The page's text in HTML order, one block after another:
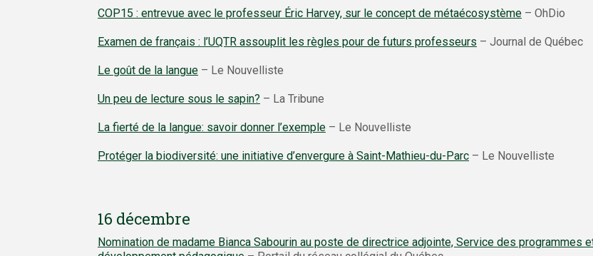
COP15 : entrevue avec le professeur Éric Harvey, sur le concept de métaécosystème – OhDio
Examen de français : l’UQTR assouplit les règles pour de futurs professeurs – Journal de Québec
Le goût de la langue – Le Nouvelliste
Un peu de lecture sous le sapin? – La Tribune
La fierté de la langue: savoir donner l’exemple – Le Nouvelliste
Protéger la biodiversité: une initiative d’envergure à Saint-Mathieu-du-Parc – Le Nouvelliste
16 décembre
Nomination de madame Bianca Sabourin au poste de directrice adjointe, Service des programmes